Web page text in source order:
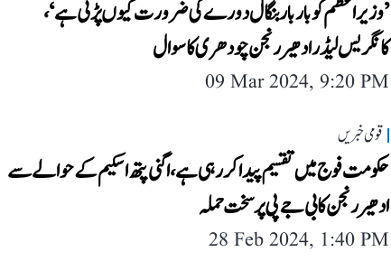
’وزیر اعظم کو بار بار بنگال دورے کی ضرورت کیوں پڑتی ہے‘،
کانگریس لیڈر ادھیر رنجن چودھری کا سوال
09 Mar 2024, 9:20 PM
قومی خبریں
حکومت فوج میں تقسیم پیدا کر رہی ہے، اگنی پتھ اسکیم کے حوالے سے
ادھیر رنجن کا بی جے پی پر سخت حملہ
28 Feb 2024, 1:40 PM